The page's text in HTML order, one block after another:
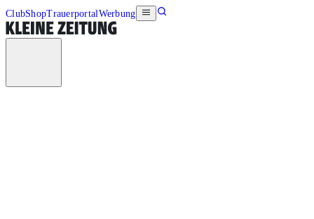
ClubShopTrauerportalWerbung